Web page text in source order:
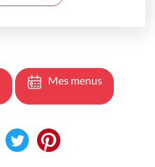
Mes menus